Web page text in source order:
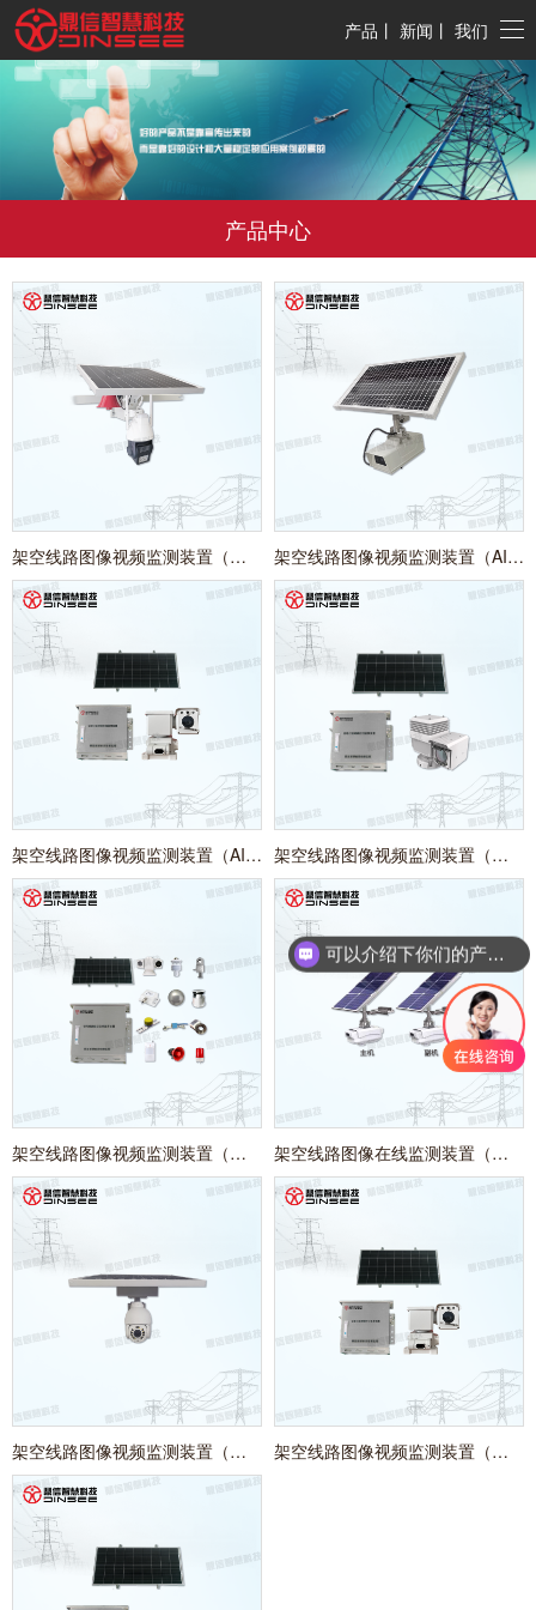
产品 丨 新闻 丨 我们
产品中心
架空线路图像视频监测装置（简易球机） 架空线路图像视频监测装置（AI枪机）
架空线路图像视频监测装置（AI球机） 架空线路图像视频监测装置（双光球机）
架空线路图像视频监测装置（综合球机） 架空线路图像在线监测装置（双摄夜视）
架空线路图像视频监测装置（微云台） 架空线路图像视频监测装置（双目协同）
可以介绍下你们的产品么？